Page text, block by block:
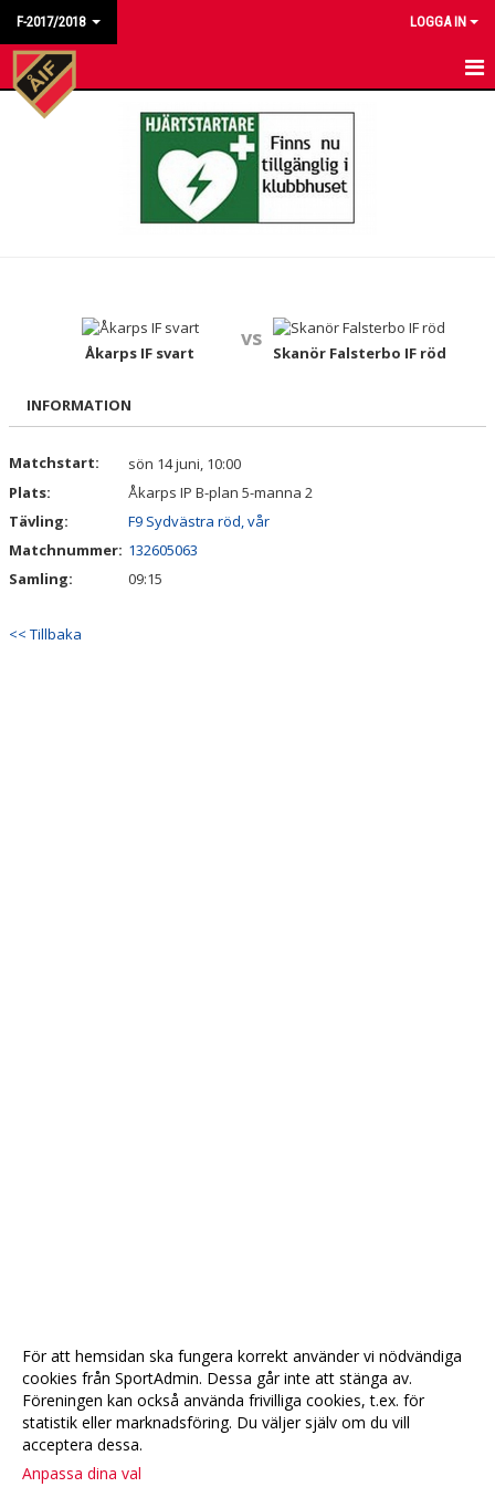
F-2017/2018 LOGGA IN
HEM
BILDGALLERI
DOKUMENT
Åkarps IF svart
vs
Skanör Falsterbo IF röd
INFORMATION
Matchstart:
sön 14 juni, 10:00
Plats:
Åkarps IP B-plan 5-manna 2
Tävling:
F9 Sydvästra röd, vår
Matchnummer: 132605063
Samling:
09:15
<< Tillbaka
För att hemsidan ska fungera korrekt använder vi nödvändiga
cookies från SportAdmin. Dessa går inte att stänga av.
Föreningen kan också använda frivilliga cookies, t.ex. för
statistik eller marknadsföring. Du väljer själv om du vill
acceptera dessa.
Anpassa dina val